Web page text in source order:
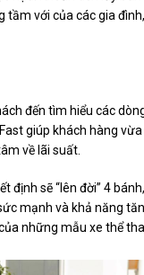
với của các gia
đến tìm hiểu các
giúp khách hàng
về lãi suất.
định sẽ “lên đời” 4
mạnh và khả năng
những mẫu xe thể